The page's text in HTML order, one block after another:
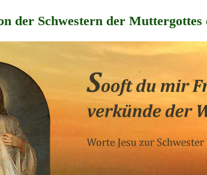
der Schwestern der